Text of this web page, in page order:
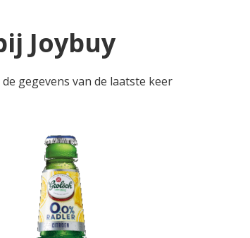
Joybuy
gegevens van de laatste keer